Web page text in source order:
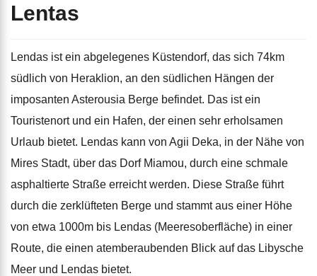
Lentas
Lendas ist ein abgelegenes Küstendorf, das sich 74km
südlich von Heraklion, an den südlichen Hängen der
imposanten Asterousia Berge befindet. Das ist ein
Touristenort und ein Hafen, der einen sehr erholsamen
Urlaub bietet. Lendas kann von Agii Deka, in der Nähe von
Mires Stadt, über das Dorf Miamou, durch eine schmale
asphaltierte Straße erreicht werden. Diese Straße führt
durch die zerklüfteten Berge und stammt aus einer Höhe
von etwa 1000m bis Lendas (Meeresoberfläche) in einer
Route, die einen atemberaubenden Blick auf das Libysche
Meer und Lendas bietet.